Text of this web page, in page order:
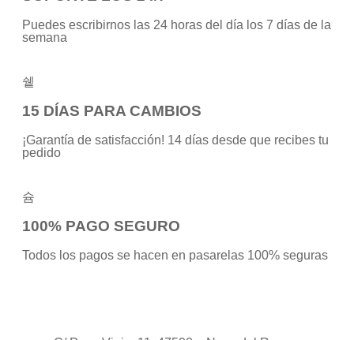
Puedes escribirnos las 24 horas del día los 7 días de la
semana
15 DÍAS PARA CAMBIOS
¡Garantía de satisfacción! 14 días desde que recibes tu
pedido
100% PAGO SEGURO
Todos los pagos se hacen en pasarelas 100% seguras